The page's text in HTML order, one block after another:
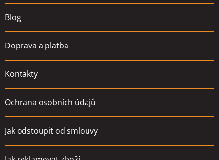
Blog
Doprava a platba
Kontakty
Ochrana osobních údajů
Jak odstoupit od smlouvy